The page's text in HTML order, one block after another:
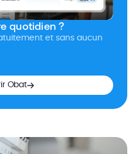
quotidien ?
et sans aucun
Obat